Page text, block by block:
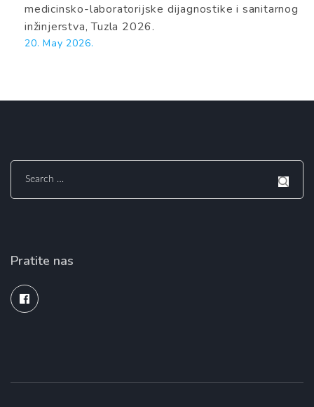
medicinsko-laboratorijske dijagnostike i sanitarnog
inžinjerstva, Tuzla 2026.
20. May 2026.
Search
for:
Pratite nas